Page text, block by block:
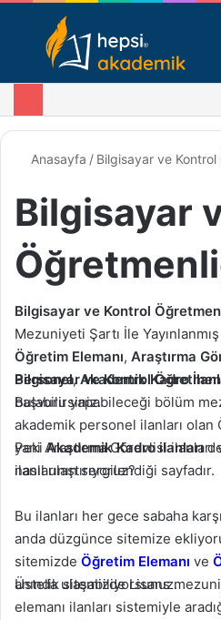
Giriş - Kayıt
Anasayfa / Bilgisayar ve
Bilgisayar
Bilgisayar ve Kontrol
Mezuniyeti Şartı İle Yayınlanmış
Öğretim Elemanı, Araştırma
Personel,Akademik Kadro
Bulabilirsiniz.
Bilgisayar ve Kontrol
başvuru yapabileceği bölüm
akademik personel ilanları olan
yani Araştırma Görevlisi
ilanlarının sergilendiği sayfadır.
PekiAkademik Kadro ilanları
nasıl ulaştırıyoruz?
Bu ilanları her gece sabaha
anda düzgünce sitemize
sitemizde Öğretim Elemanı ve
anında ulaşabiliyorsunuz.
Üstelik sitemizde Lisans
elemanı ilanları sistemiyle